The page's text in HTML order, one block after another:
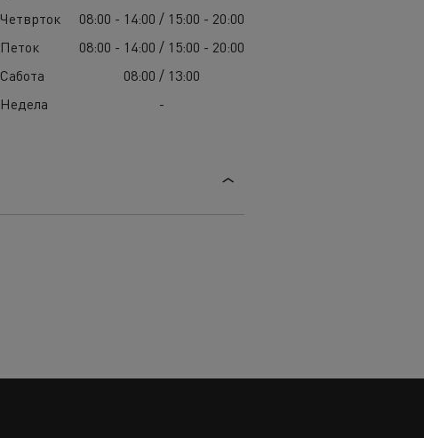
Четврток
08:00 - 14:00 / 15:00 - 20:00
Петок
08:00 - 14:00 / 15:00 - 20:00
Сабота
08:00 / 13:00
Недела
-